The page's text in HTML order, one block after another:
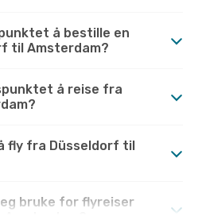
å bestille en
til Amsterdam?
å reise fra
fly fra Düsseldorf til
bruke for flyreiser